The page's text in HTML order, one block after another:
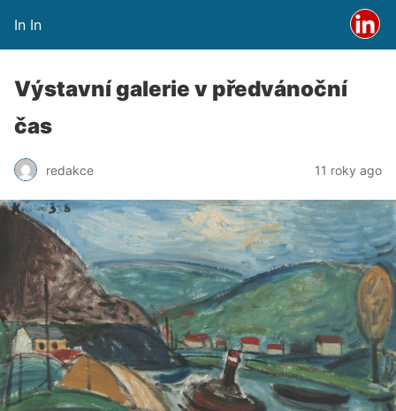
In In
Výstavní galerie v předvánoční
čas
redakce 11 roky ago